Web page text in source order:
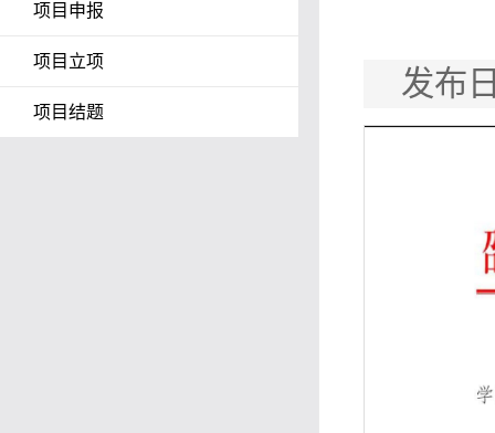
项目申报
项目立项
项目结题
发布